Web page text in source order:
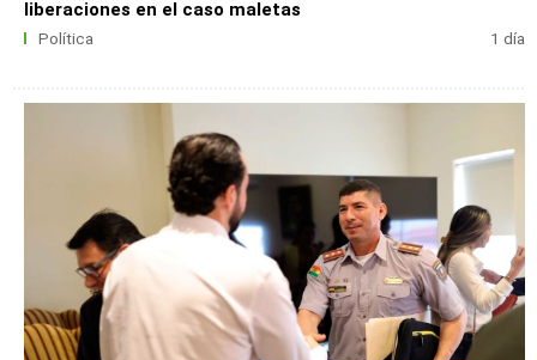
liberaciones en el caso maletas
Política 1 día